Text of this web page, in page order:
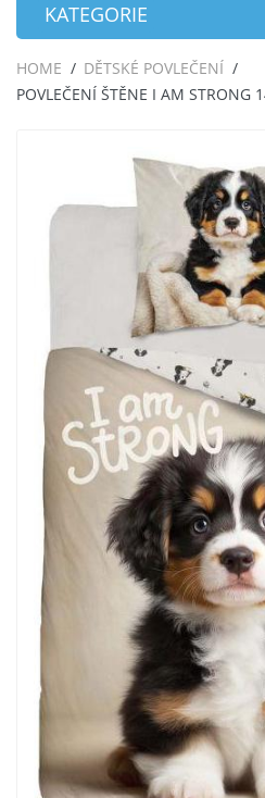
KATEGORIE
HOME
DĚTSKÉ POVLEČENÍ
POVLEČENÍ ŠTĚNE I AM STRONG